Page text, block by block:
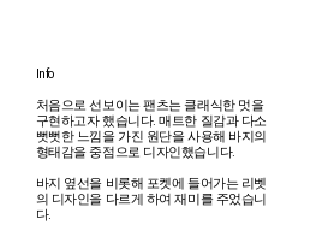
lnfo
처음으로 선보이는 팬츠는 클래식한 멋을
구현하고자 했습니다. 매트한 질감과 다소
뻣뻣한 느낌을 가진 원단을 사용해 바지의
형태감을 중점으로 디자인했습니다.
바지 옆선을 비롯해 포켓에 들어가는 리벳
의 디자인을 다르게 하여 재미를 주었습니
다.